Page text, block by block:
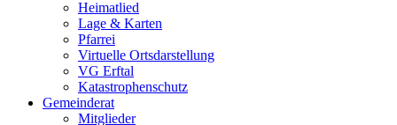
Heimatlied
Lage & Karten
Pfarrei
Virtuelle Ortsdarstellung
VG Erftal
Katastrophenschutz
Gemeinderat
Mitglieder